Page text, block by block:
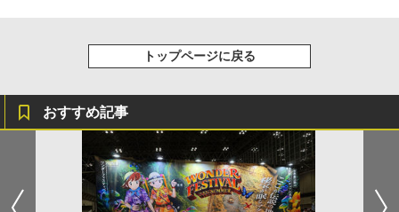
トップページに戻る
おすすめ記事